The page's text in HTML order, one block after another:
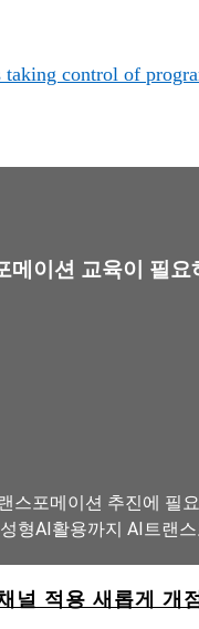
taking control of
메이션 교육이 필요
스포메이션 추진에 필
형AI활용까지 AI트랜
이션 아카데미 교육과정
널 적용 새롭게 개점